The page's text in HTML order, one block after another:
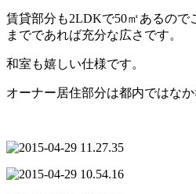
賃貸部分も2LDKで50㎡あるので
までであれば充分な広さです。
和室も嬉しい仕様です。
オーナー居住部分は都内ではなか